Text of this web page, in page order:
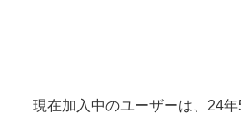
現在加入中のユーザーは、24年